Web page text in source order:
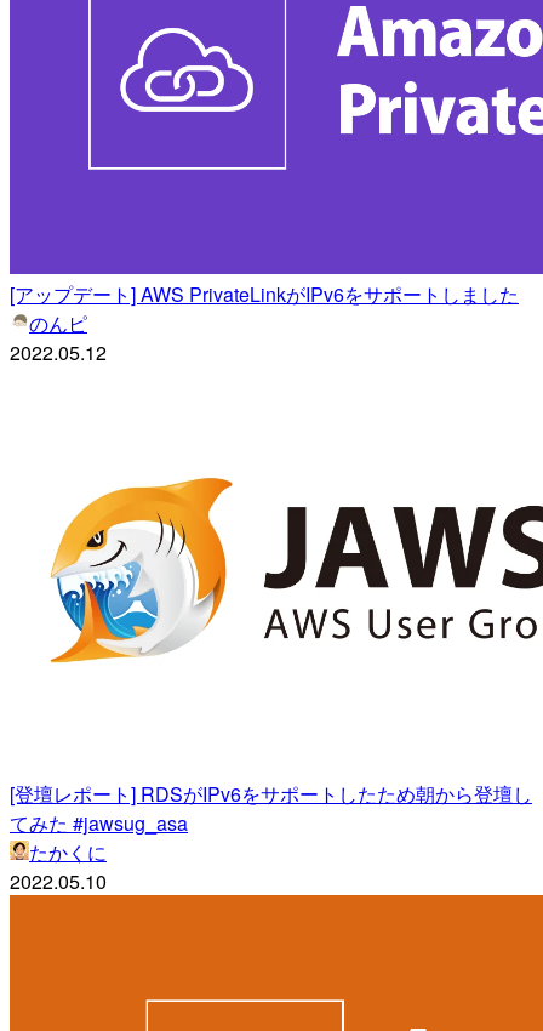
[アップデート] AWS PrivateLinkがIPv6をサポートしました
のんピ
2022.05.12
[登壇レポート] RDSがIPv6をサポートしたため朝から登壇し
てみた #jawsug_asa
たかくに
2022.05.10